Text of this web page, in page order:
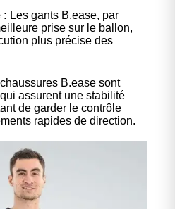
: Les gants B.ease, par
prise sur le ballon,
plus précise des
B.ease sont
assurent une stabilité
de garder le contrôle
rapides de direction.